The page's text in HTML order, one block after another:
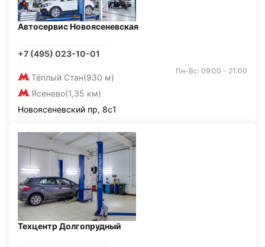
Автосервис Новоясеневская
+7 (495) 023-10-01
Тёплый Стан(930 м)
Ясенево(1,35 км)
Пн-Вс: 09:00 - 21:00
Новоясеневский пр, 8с1
Техцентр Долгопрудный